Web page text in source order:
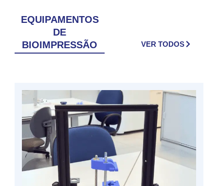
EQUIPAMENTOS
DE
BIOIMPRESSÃO
VER TODOS